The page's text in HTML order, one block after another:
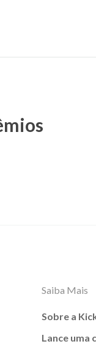
Saiba Mais
Sobre a
Lance uma